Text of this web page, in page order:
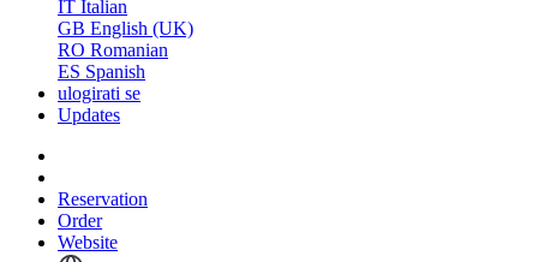
IT Italian
GB English (UK)
RO Romanian
ES Spanish
ulogirati se
Updates
Reservation
Order
Website